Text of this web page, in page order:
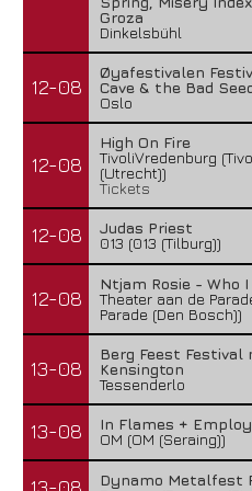
Groza
Dinkelsbühl
12-08
Øyafestivalen
Cave & the Bad
Oslo
12-08
High On Fire
TivoliVredenburg
(Utrecht))
Tickets
12-08
Judas Priest
013 (013 (Tilburg))
12-08
Ntjam Rosie - Who I
Theater aan de
Parade (Den Bosch))
13-08
Berg Feest Festival
Kensington
Tessenderlo
13-08
In Flames +
OM (OM (Seraing))
Dynamo Metalfest